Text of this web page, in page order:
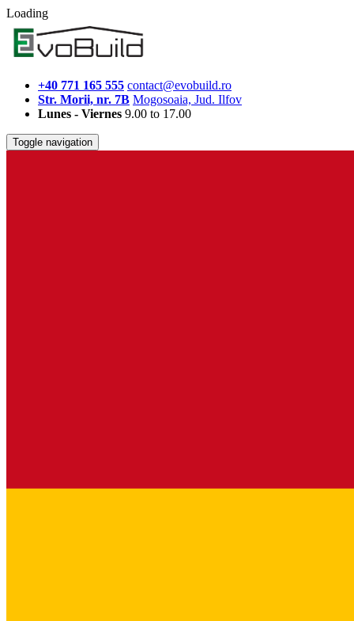
Loading
+40 771 165 555 contact@evobuild.ro
Str. Morii, nr. 7B Mogosoaia, Jud. Ilfov
Lunes - Viernes 9.00 to 17.00
Toggle navigation